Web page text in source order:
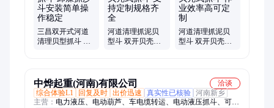
三昌双开式河道
清理贝型抓斗 卸
河道清理抓泥贝
型斗 双开贝壳式
河道清理抓泥贝
型斗 双开贝壳式
中烨起重(河南)有限公司
洽谈
综合体验L1
回复及时 出价迅速 真实性已核验 河南新乡
主营： 电力液压、电动葫芦、车电缆转运、电动液压抓斗、可升